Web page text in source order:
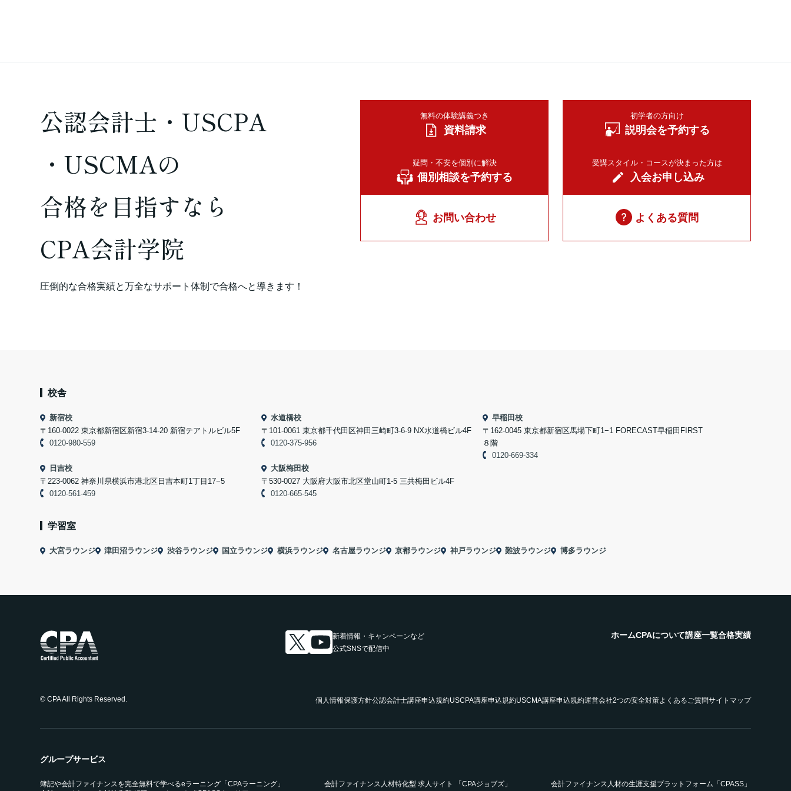
公認会計士・USCPA
・USCMAの
合格を 目指すなら
CPA会計学院
圧倒的な合格実績と万全なサポート体制で合格へと導きます！
無料の体験講義つき
資料請求
初学者の方向け
説明会を予約する
疑問・不安を個別に解決
個別相談を予約する
受講スタイル・コースが決まった方は
入会お申し込み
お問い合わせ よくある質問
校舎
新宿校
〒160-0022 東京都新宿区新宿3-14-20 新宿テアトルビル5F
0120-980-559
水道橋校
〒101-0061 東京都千代田区神田三崎町3-6-9 NX水道橋ビル4F
0120-375-956
早稲田校
〒162-0045 東京都新宿区馬場下町1−1 FORECAST早稲田FIRST
８階
0120-669-334
日吉校
〒223-0062 神奈川県横浜市港北区日吉本町1丁目17−5
0120-561-459
大阪梅田校
〒530-0027 大阪府大阪市北区堂山町1-5 三共梅田ビル4F
0120-665-545
学習室
大宮ラウンジ 津田沼ラウンジ 渋谷ラウンジ 国立ラウンジ 横浜ラウンジ 名古屋ラウンジ 京都ラウンジ 神戸ラウンジ 難波ラウンジ 博多ラウンジ
新着情報・キャンペーンなど
公式SNSで配信中
ホームCPAについて講座一覧合格実績
個人情報保護方針公認会計士講座申込規約USCPA講座申込規約USCMA講座申込規約運営会社2つの安全対策よくあるご質問サイトマップ
© CPA All Rights Reserved.
グループサービス
簿記や会計ファイナンスを完全無料で学べるeラーニング「CPAラーニング」 会計ファイナンス人材特化型 求人サイト 「CPAジョブズ」
会計ファイナンス人材の生涯支援プラットフォーム「CPASS」